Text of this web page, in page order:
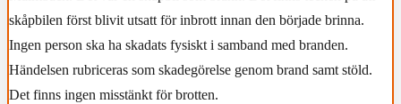
skåpbilen först blivit utsatt för inbrott innan den började brinna.
Ingen person ska ha skadats fysiskt i samband med branden.
Händelsen rubriceras som skadegörelse genom brand samt stöld.
Det finns ingen misstänkt för brotten.